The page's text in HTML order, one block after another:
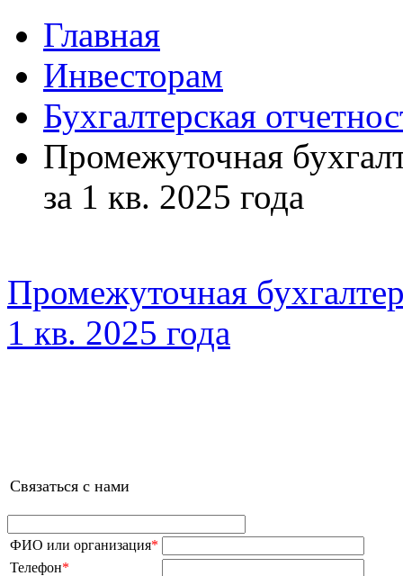
Главная
Инвесторам
Бухгалтерская
Промежуточная
за 1 кв. 2025 года
Промежуточная
1 кв. 2025 года
Связаться с нами
ФИО или организация*
Телефон*